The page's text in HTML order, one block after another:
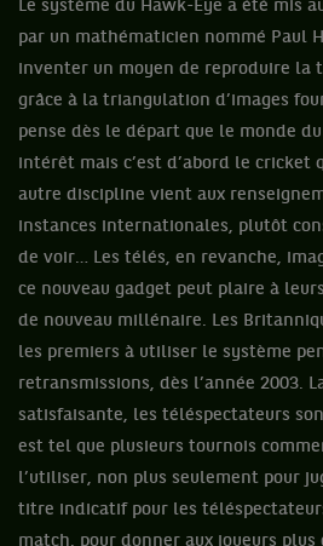
Le système du Hawk-Eye a été mis
par un mathématicien nommé Paul
inventer un moyen de reproduire la
grâce à la triangulation d’images
pense dès le départ que le monde
intérêt mais c’est d’abord le cricket
autre discipline vient aux
instances internationales, plutôt
de voir… Les télés, en revanche,
ce nouveau gadget peut plaire à
de nouveau millénaire. Les
les premiers à utiliser le système
retransmissions, dès l’année 2003.
satisfaisante, les téléspectateurs
est tel que plusieurs tournois
l’utiliser, non plus seulement pour
titre indicatif pour les
match, pour donner aux joueurs